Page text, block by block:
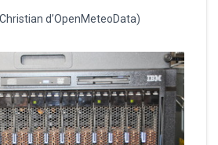
d’OpenMeteoData)